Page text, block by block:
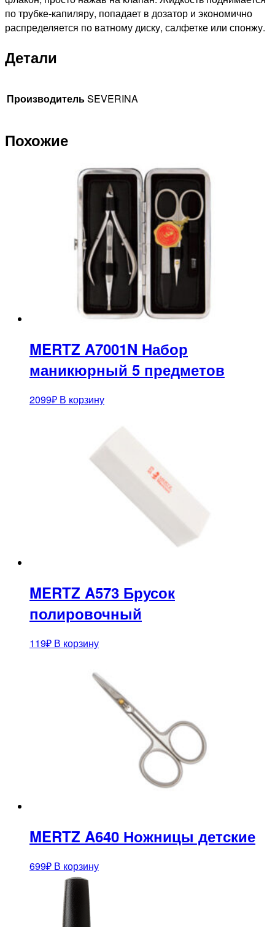
по трубке-капиляру, попадает в дозатор и экономично
распределяется по ватному диску, салфетке или спонжу.
Детали
ПроизводительSEVERINA
Похожие
MERTZ A7001N Набор
маникюрный 5 предметов
2099₽ В корзину
MERTZ A573 Брусок
полировочный
119₽ В корзину
MERTZ A640 Ножницы детские
699₽ В корзину